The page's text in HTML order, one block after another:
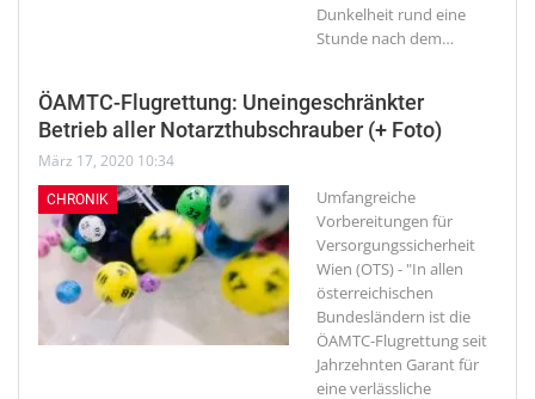
Dunkelheit rund eine
Stunde nach dem…
ÖAMTC-Flugrettung: Uneingeschränkter
Betrieb aller Notarzthubschrauber (+ Foto)
März 17, 2020 10:34
CHRONIK
Umfangreiche
Vorbereitungen für
Versorgungssicherheit
Wien (OTS) - "In allen
österreichischen
Bundesländern ist die
ÖAMTC-Flugrettung seit
Jahrzehnten Garant für
eine verlässliche